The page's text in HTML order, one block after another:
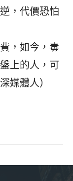
，代價恐怕
，如今，毒
上的人，可
媒體人）